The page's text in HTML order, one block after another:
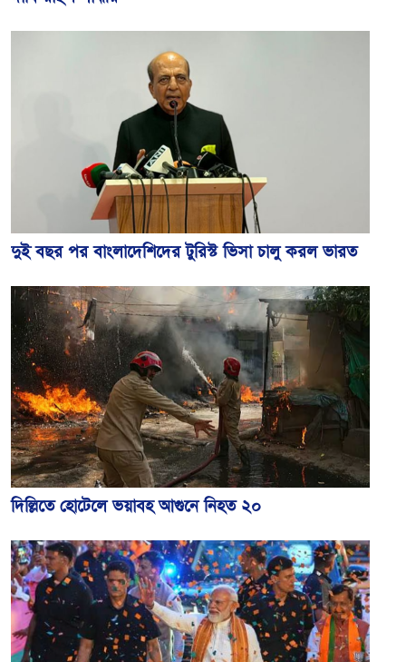
দুই বছর পর বাংলাদেশিদের টুরিস্ট ভিসা চালু করল ভারত
দিল্লিতে হোটেলে ভয়াবহ আগুনে নিহত ২০